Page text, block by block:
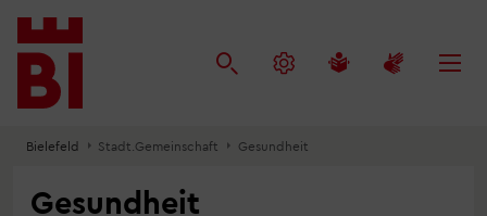
Inhalt
anspringen
Menü
anspringen
Suche
anspringen
Bielefeld Stadt.Gemeinschaft Gesundheit
Gesundheit